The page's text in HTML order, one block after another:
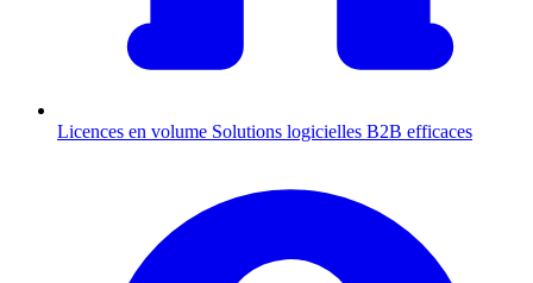
Licences en volume Solutions logicielles B2B efficaces